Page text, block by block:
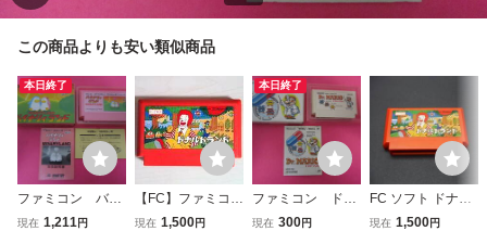
この商品よりも安い類似商品
本日終了
ファミコン バイ
ナリィランド
現在 1,211円
【FC】ファミコ
ン ドナルドラン
現在 1,500円
本日終了
ファミコン ドク
ターマリオ 箱
現在 300円
FC ソフト ドナル
ドランド
現在 1,500円